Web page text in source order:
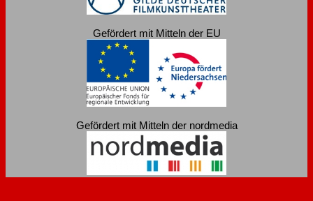
Gefördert mit Mitteln der EU
Gefördert mit Mitteln der nordmedia